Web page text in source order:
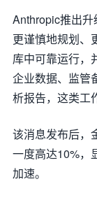
Anthropic推出
更谨慎地规划、
库中可靠运行，
企业数据、监管
析报告，这类工
该消息发布后，
一度高达10%，
加速。